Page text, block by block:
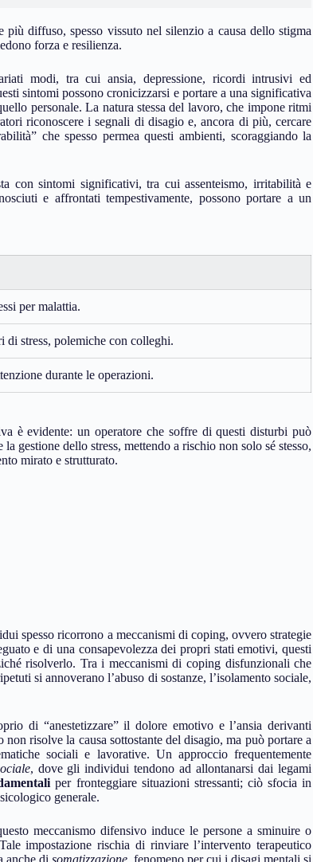
diffuso, spesso vissuto nel silenzio a causa dello stigma
forza e resilienza.
modi, tra cui ansia, depressione, ricordi intrusivi ed
sintomi possono cronicizzarsi e portare a una significativa
personale. La natura stessa del lavoro, che impone ritmi
riconoscere i segnali di disagio e, ancora di più, cercare
che spesso permea questi ambienti, scoraggiando la
con sintomi significativi, tra cui assenteismo, irritabilità e
e affrontati tempestivamente, possono portare a un
per malattia.
di stress, polemiche con colleghi.
durante le operazioni.
è evidente: un operatore che soffre di questi disturbi può
gestione dello stress, mettendo a rischio non solo sé stesso,
mirato e strutturato.
spesso ricorrono a meccanismi di coping, ovvero strategie
e di una consapevolezza dei propri stati emotivi, questi
risolverlo. Tra i meccanismi di coping disfunzionali che
si annoverano l’abuso di sostanze, l’isolamento sociale,
di “anestetizzare” il dolore emotivo e l’ansia derivanti
risolve la causa sottostante del disagio, ma può portare a
sociali e lavorative. Un approccio frequentemente
, dove gli individui tendono ad allontanarsi dai legami
per fronteggiare situazioni stressanti; ciò sfocia in
generale.
meccanismo difensivo induce le persone a sminuire o
impostazione rischia di rinviare l’intervento terapeutico
anche di somatizzazione, fenomeno per cui i disagi mentali si